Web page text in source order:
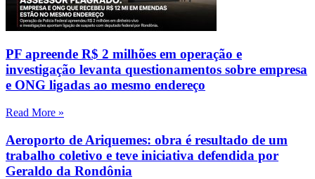
PF apreende R$ 2 milhões em operação e
investigação levanta questionamentos sobre empresa
e ONG ligadas ao mesmo endereço
Read More »
Aeroporto de Ariquemes: obra é resultado de um
trabalho coletivo e teve iniciativa defendida por
Geraldo da Rondônia